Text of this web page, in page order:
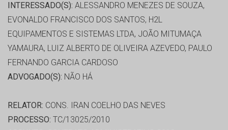
INTERESSADO(S): ALESSANDRO MENEZES DE SOUZA,
EVONALDO FRANCISCO DOS SANTOS, H2L
EQUIPAMENTOS E SISTEMAS LTDA, JOÃO MITUMAÇA
YAMAURA, LUIZ ALBERTO DE OLIVEIRA AZEVEDO, PAULO
FERNANDO GARCIA CARDOSO
ADVOGADO(S): NÃO HÁ
RELATOR: CONS. IRAN COELHO DAS NEVES
PROCESSO: TC/13025/2010